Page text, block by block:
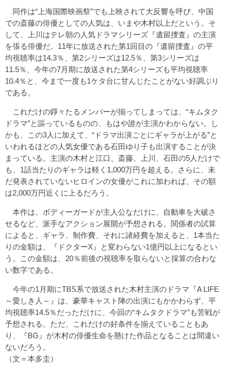
同作は“上海国際映画祭”でも上映されて大反響を呼び、中国
での斎藤の俳優としての人気は、いまや木村以上だという。そ
して、上川はテレ朝の人気ドラマシリーズ『遺留捜査』の主演
を張る俳優だ。11年に放送された第1回目の『遺留捜査』の平
均視聴率は14.3％、第2シリーズは12.5％、第3シリーズは
11.5％、今年の7月期に放送された第4シリーズも平均視聴率
10.4％と、今まで一度も1ケタ台に甘んじたことがない好調ぶり
である。
これだけの錚々たるメンバーが揃ってしまっては、“キムタク
ドラマ”と謳っているものの、もはや誰が主演かわからない。し
かも、この3人に加えて、“ドラマ出演ごとにギャラが上がる”と
いわれるほどの人気女優である石田ゆり子も出演することが決
まっている。主演の木村と江口、斎藤、上川、石田の5人だけで
も、1話当たりのギャラは軽く1,000万円を超える。さらに、未
だ発表されていないヒロインの女優がこれに加われば、その額
は2,000万円近くに上るだろう。
本作は、ボディーガードが主人公なだけに、自動車を大破さ
せるなど、派手なアクション展開が予想される。関係者の試算
によると、ギャラ、制作費、それに諸経費を加えると、1本当た
りの金額は、『ドクターX』と変わらない1億円以上になるとい
う。この金額は、20％前後の視聴率を取らないと採算の合わな
い数字である。
今年の1月期にTBS系で放送された木村主演のドラマ『A LIFE
～愛しき人～』は、豪華キャスト陣の出演にもかかわらず、平
均視聴率14.5％だっただけに、今回の“キムタクドラマ”も苦戦が
予想される。ただ、これだけの好条件を揃えていることもあ
り、『BG』が木村の俳優生命を懸けた作品となることは間違い
ないだろう。
（文＝本多圭）